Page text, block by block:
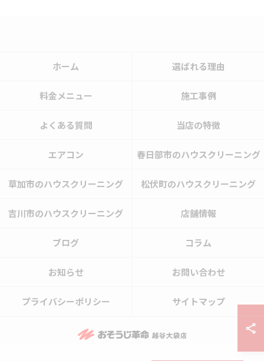
ホーム 選ばれる理由
料金メニュー 施工事例
よくある質問 当店の特徴
エアコン 春日部市のハウスクリーニング
草加市のハウスクリーニング 松伏町のハウスクリーニング
吉川市のハウスクリーニング 店舗情報
ブログ コラム
お知らせ お問い合わせ
プライバシーポリシー サイトマップ